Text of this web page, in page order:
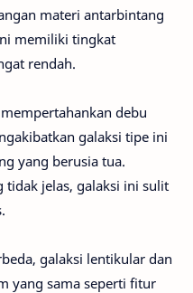
materi antarbintang
memiliki tingkat
rendah.
debu
galaksi tipe ini
yang berusia tua.
tidak jelas, galaksi ini sulit
galaksi lentikular dan
yang sama seperti fitur